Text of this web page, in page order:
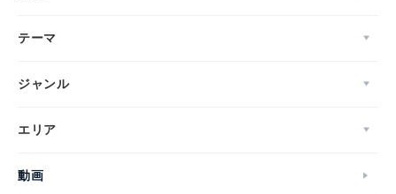
テーマ
ジャンル
エリア
動画